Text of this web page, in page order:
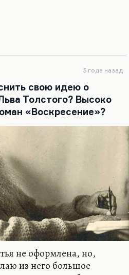
«ковш душевной
детство – как у
«
садистов. И кроме
3 года назад
свою идею о
Толстого? Высоко
«Воскресение»?
не оформлена, но,
из него большое